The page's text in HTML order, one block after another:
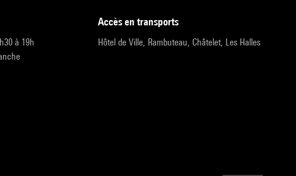
à 19h
accès en transports
Hôtel de Ville, Rambuteau, Châtelet, Les Halles